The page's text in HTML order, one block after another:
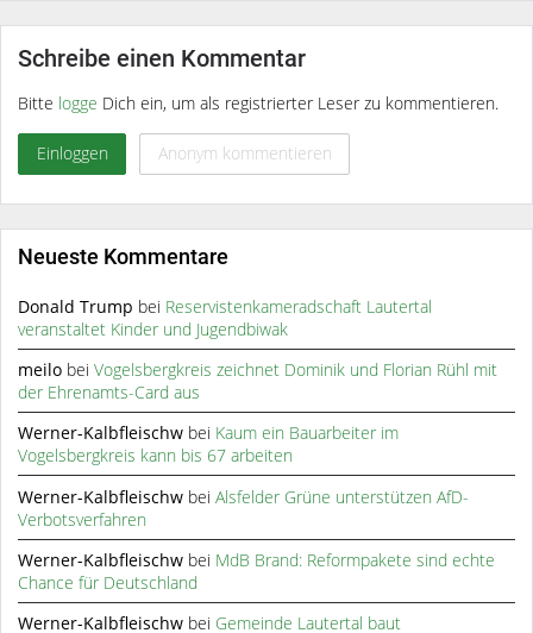
Schreibe einen Kommentar
Bitte logge Dich ein, um als registrierter Leser zu kommentieren.
Einloggen Anonym kommentieren
Neueste Kommentare
Donald Trump bei Reservistenkameradschaft Lautertal
veranstaltet Kinder und Jugendbiwak
meilo beiVogelsbergkreis zeichnet Dominik und Florian Rühl mit
der Ehrenamts-Card aus
Werner-Kalbfleischw bei Kaum ein Bauarbeiter im
Vogelsbergkreis kann bis 67 arbeiten
Werner-Kalbfleischw beiAlsfelder Grüne unterstützen AfD-
Verbotsverfahren
Werner-Kalbfleischw bei MdB Brand: Reformpakete sind echte
Chance für Deutschland
Werner-Kalbfleischw bei Gemeinde Lautertal baut